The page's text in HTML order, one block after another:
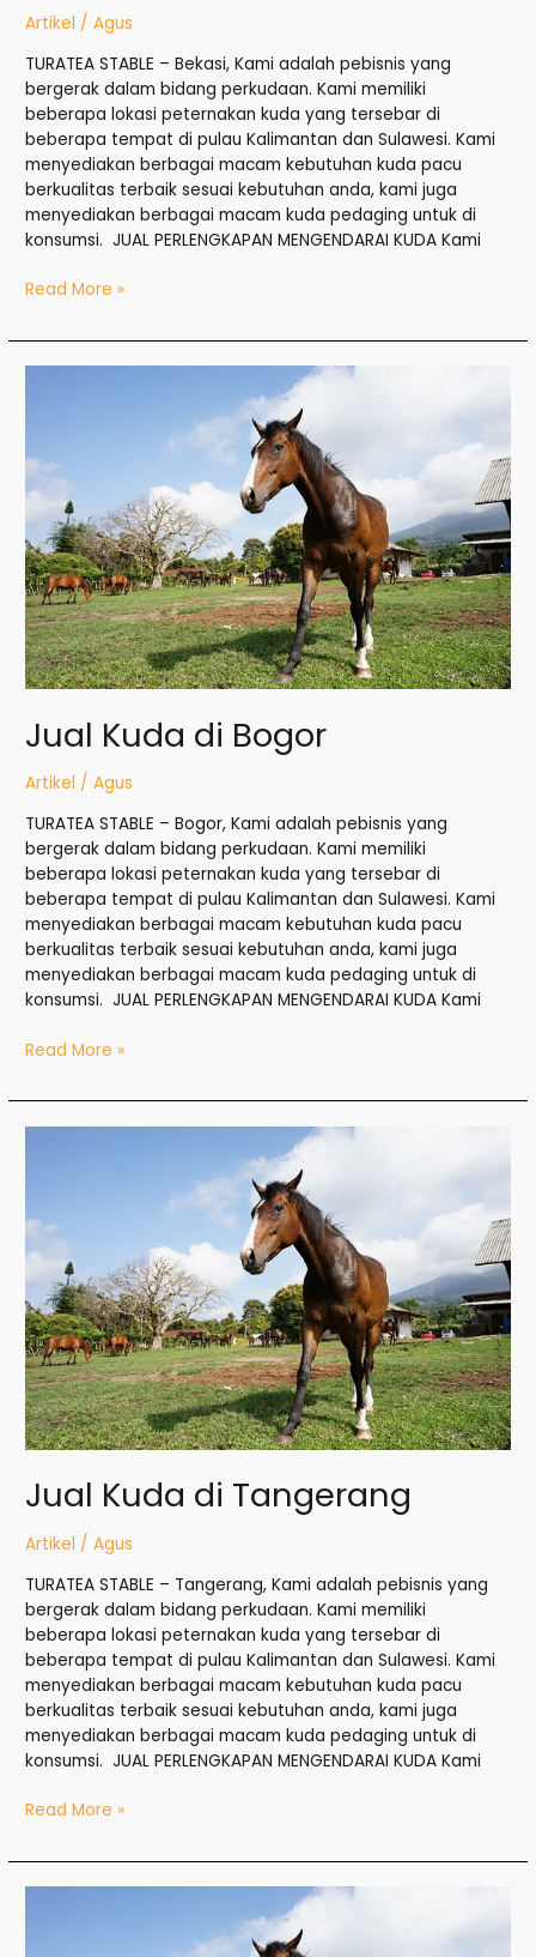
Artikel /Agus
TURATEA STABLE – Bekasi, Kami adalah pebisnis yang
bergerak dalam bidang perkudaan. Kami memiliki
beberapa lokasi peternakan kuda yang tersebar di
beberapa tempat di pulau Kalimantan dan Sulawesi. Kami
menyediakan berbagai macam kebutuhan kuda pacu
berkualitas terbaik sesuai kebutuhan anda, kami juga
menyediakan berbagai macam kuda pedaging untuk di
konsumsi. JUAL PERLENGKAPAN MENGENDARAI KUDA Kami
Read More »
Jual Kuda di Bogor
Artikel /Agus
TURATEA STABLE – Bogor, Kami adalah pebisnis yang
bergerak dalam bidang perkudaan. Kami memiliki
beberapa lokasi peternakan kuda yang tersebar di
beberapa tempat di pulau Kalimantan dan Sulawesi. Kami
menyediakan berbagai macam kebutuhan kuda pacu
berkualitas terbaik sesuai kebutuhan anda, kami juga
menyediakan berbagai macam kuda pedaging untuk di
konsumsi. JUAL PERLENGKAPAN MENGENDARAI KUDA Kami
Bogor
Read More »
Jual Kuda di Tangerang
Artikel /Agus
TURATEA STABLE – Tangerang, Kami adalah pebisnis yang
bergerak dalam bidang perkudaan. Kami memiliki
beberapa lokasi peternakan kuda yang tersebar di
beberapa tempat di pulau Kalimantan dan Sulawesi. Kami
menyediakan berbagai macam kebutuhan kuda pacu
berkualitas terbaik sesuai kebutuhan anda, kami juga
menyediakan berbagai macam kuda pedaging untuk di
konsumsi. JUAL PERLENGKAPAN MENGENDARAI KUDA Kami
Read More »